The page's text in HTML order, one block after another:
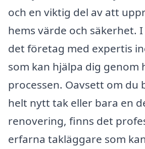
och en viktig del av att
hems värde och säkerhet.
det företag med expertis
som kan hjälpa dig genom
processen. Oavsett om du
helt nytt tak eller bara en
renovering, finns det
erfarna takläggare som